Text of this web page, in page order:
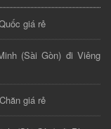
giá rẻ
(Sài Gòn) đi Viêng
giá rẻ